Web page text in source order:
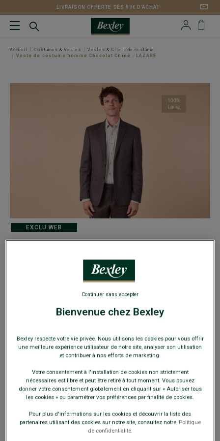
LIVRAISON OFFERTE DÈS 99€ D'ACHAT
Accueil Costumes & Vestes
Vestes & Gilets de costume
Veste de costume homme Chocolat Chiné - LAZARE
Veste de costume homme Chocolat Chiné -
Coupe Ajustée - Flanelle 100% Laine Vierge Double Fil
190,00 €
Payez en plusieurs fois dès 199€ d'achat
EXCLU WEB
Bienvenue chez Bexley
Bexley respecte votre vie privée. Nous utilisons les cookies pour vous offrir
une meilleure expérience utilisateur de notre site, analyser son utilisation
et contribuer à nos efforts de marketing.
Votre consentement à l'installation de cookies non strictement
nécessaires est libre et peut être retiré à tout moment. Vous pouvez
donner votre consentement globalement en cliquant sur « Autoriser tous
les cookies » ou paramétrer vos préférences par finalité de cookies.
Pour plus d'informations sur les cookies et découvrir la liste des
partenaires utilisant des cookies sur notre site, consultez notre Politique
de confidentialité.
Continuer sans accepter